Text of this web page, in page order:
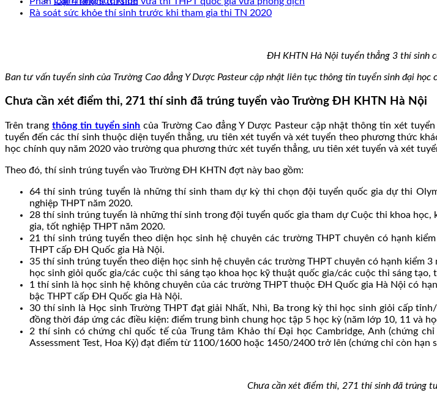
Rà soát sức khỏe thí sinh trước khi tham gia thi TN 2020
ĐH KHTN Hà Nội tuyển thẳng 3 thí sinh
Ban tư vấn tuyển sinh của Trường Cao đẳng Y Dược Pasteur cập nhật liên tục thông tin tuyển sinh đại
Chưa cần xét điểm thi, 271 thí sinh đã trúng tuyển vào Trường ĐH KHTN Hà Nội
Trên trang thông tin tuyển sinh của Trường Cao đẳng Y Dược Pasteur cập nhật thông tin xét
tuyển đến các thí sinh thuộc diện tuyển thẳng, ưu tiên xét tuyển và xét tuyển theo phương thức
học chính quy năm 2020 vào trường qua phương thức xét tuyển thẳng, ưu tiên xét tuyển và xét
Theo đó, thí sinh trúng tuyển vào Trường ĐH KHTN đợt này bao gồm:
64 thí sinh trúng tuyển là những thí sinh tham dự kỳ thi chọn đội tuyển quốc gia dự thi
nghiệp THPT năm 2020.
28 thí sinh trúng tuyển là những thí sinh trong đội tuyển quốc gia tham dự Cuộc thi khoa
gia, tốt nghiệp THPT năm 2020.
21 thí sinh trúng tuyển theo diện học sinh hệ chuyên các trường THPT chuyên có hạnh
THPT cấp ĐH Quốc gia Hà Nội.
35 thí sinh trúng tuyển theo diện học sinh hệ chuyên các trường THPT chuyên có hạnh kiểm
học sinh giỏi quốc gia/các cuộc thi sáng tạo khoa học kỹ thuật quốc gia/các cuộc thi sáng
1 thí sinh là học sinh hệ không chuyên của các trường THPT thuộc ĐH Quốc gia Hà Nội có
bậc THPT cấp ĐH Quốc gia Hà Nội.
30 thí sinh là Học sinh Trường THPT đạt giải Nhất, Nhì, Ba trong kỳ thi học sinh giỏi cấp
đồng thời đáp ứng các điều kiện: điểm trung bình chung học tập 5 học kỳ (năm lớp 10, 11 và
2 thí sinh có chứng chỉ quốc tế của Trung tâm Khảo thí Đại học Cambridge, Anh (chứng
Assessment Test, Hoa Kỳ) đạt điểm từ 1100/1600 hoặc 1450/2400 trở lên (chứng chỉ còn
Chưa cần xét điểm thi, 271 thí sinh đã trúng